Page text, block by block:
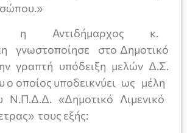
η Αντιδήμαρχος κ.
γνωστοποίησε στο Δημοτικό
γραπτή υπόδειξη μελών Δ.Σ.
ο οποίος υποδεικνύει ως μέλη
«Δημοτικό Λιμενικό
τους εξής: